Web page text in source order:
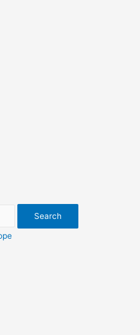
Search